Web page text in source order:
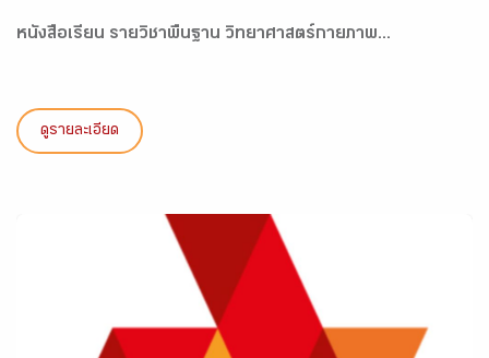
หนังสือเรียน รายวิชาพื้นฐาน วิทยาศาสตร์กายภาพ...
ดูรายละเอียด